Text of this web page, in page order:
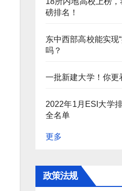
磅排名！
东中西部高校能实现
吗？
一批新建大学！你更
2022年1月ESI大学
全名单
更多
政策法规